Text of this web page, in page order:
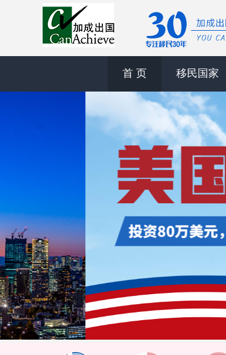
首 页 移民国家
1 2 3